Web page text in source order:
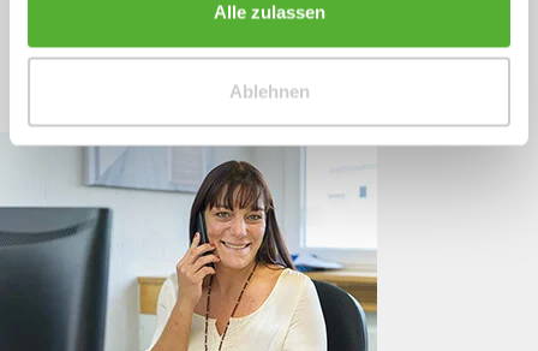
Alle zulassen
Ablehnen
+49 (0)4244 965 34 04
Mo - Do, 09:00 - 16:00 Uhr
und Fr, 09:00 - 13:00 Uhr